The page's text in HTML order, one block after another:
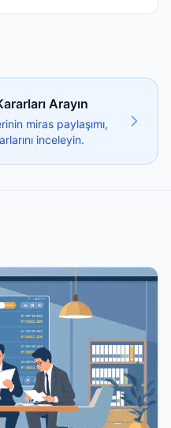
Arayın
miras paylaşımı,
inceleyin.